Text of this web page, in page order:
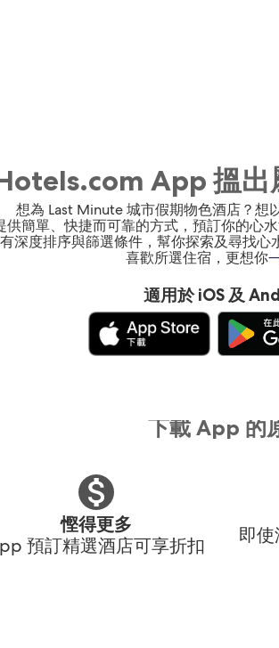
App 搵出
想為 Last Minute 城市假期物色酒店？想
供簡單、快捷而可靠的方式，預訂你的心
深度排序與篩選條件，幫你探索及尋找
喜歡所選住宿，更想你
適用於 iOS 及
下載 App 的
慳得更多
預訂精選酒店可享折扣
即